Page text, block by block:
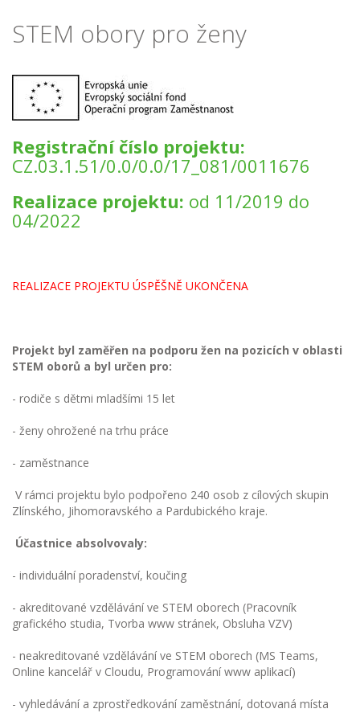
STEM obory pro ženy
Registrační číslo projektu:
CZ.03.1.51/0.0/0.0/17_081/0011676
Realizace projektu: od 11/2019 do
04/2022
REALIZACE PROJEKTU ÚSPĚŠNĚ UKONČENA
Projekt byl zaměřen na podporu žen na pozicích v oblasti
STEM oborů a byl určen pro:
- rodiče s dětmi mladšími 15 let
- ženy ohrožené na trhu práce
- zaměstnance
V rámci projektu bylo podpořeno 240 osob z cílových skupin
Zlínského, Jihomoravského a Pardubického kraje.
Účastnice absolvovaly:
- individuální poradenství, koučing
- akreditované vzdělávání ve STEM oborech (Pracovník
grafického studia, Tvorba www stránek, Obsluha VZV)
- neakreditované vzdělávání ve STEM oborech (MS Teams,
Online kancelář v Cloudu, Programování www aplikací)
- vyhledávání a zprostředkování zaměstnání, dotovaná místa